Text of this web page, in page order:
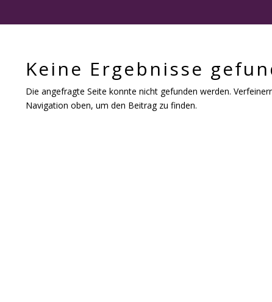
Keine Ergebnisse
Die angefragte Seite konnte nicht gefunden werden.
Navigation oben, um den Beitrag zu finden.